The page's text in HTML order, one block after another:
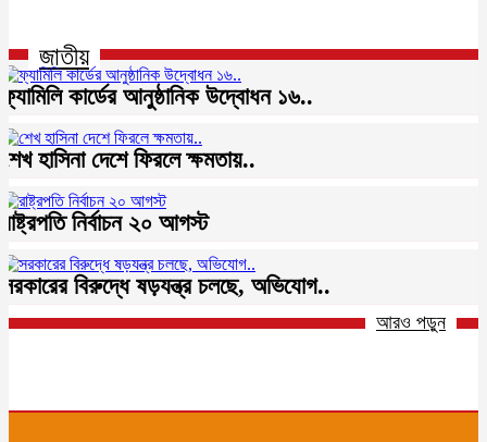
জাতীয়
ফ্যামিলি কার্ডের আনুষ্ঠানিক উদ্বোধন ১৬..
শেখ হাসিনা দেশে ফিরলে ক্ষমতায়..
রাষ্ট্রপতি নির্বাচন ২০ আগস্ট
সরকারের বিরুদ্ধে ষড়যন্ত্র চলছে, অভিযোগ..
আরও পড়ুন